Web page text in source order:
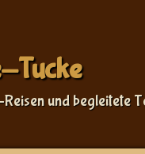
Tucke
und begleitete